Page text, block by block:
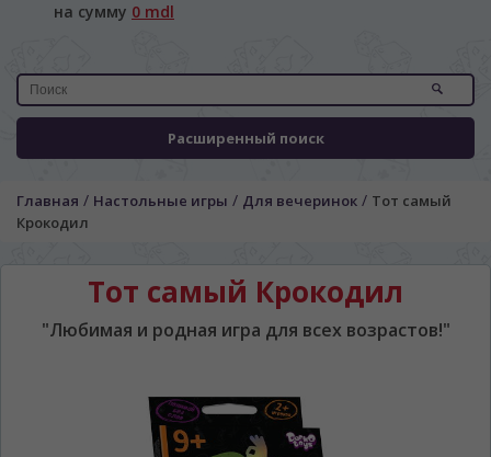
на сумму 0 mdl
Расширенный поиск
Главная / Настольные игры / Для вечеринок / Тот самый
Крокодил
Тот самый Крокодил
"Любимая и родная игра для всех возрастов!"